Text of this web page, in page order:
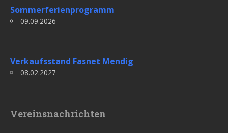
Sommerferienprogramm
09.09.2026
Verkaufsstand Fasnet Mendig
08.02.2027
Vereinsnachrichten